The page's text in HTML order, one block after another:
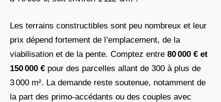
Les terrains constructibles sont peu nombreux et leur
prix dépend fortement de l’emplacement, de la
viabilisation et de la pente. Comptez entre 80 000 € et
150 000 € pour des parcelles allant de 300 à plus de
3 000 m². La demande reste soutenue, notamment de
la part des primo-accédants ou des couples avec